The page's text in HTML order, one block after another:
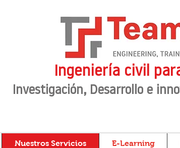
Investigación, Desarrollo e
Ingeniería civil
Nuestros Servicios E-Learning